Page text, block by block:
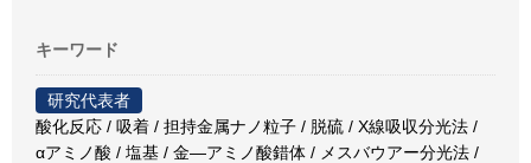
キーワード
研究代表者
酸化反応 / 吸着 / 担持金属ナノ粒子 / 脱硫 / X線吸収分光法 /
αアミノ酸 / 塩基 / 金―アミノ酸錯体 / メスバウアー分光法 /